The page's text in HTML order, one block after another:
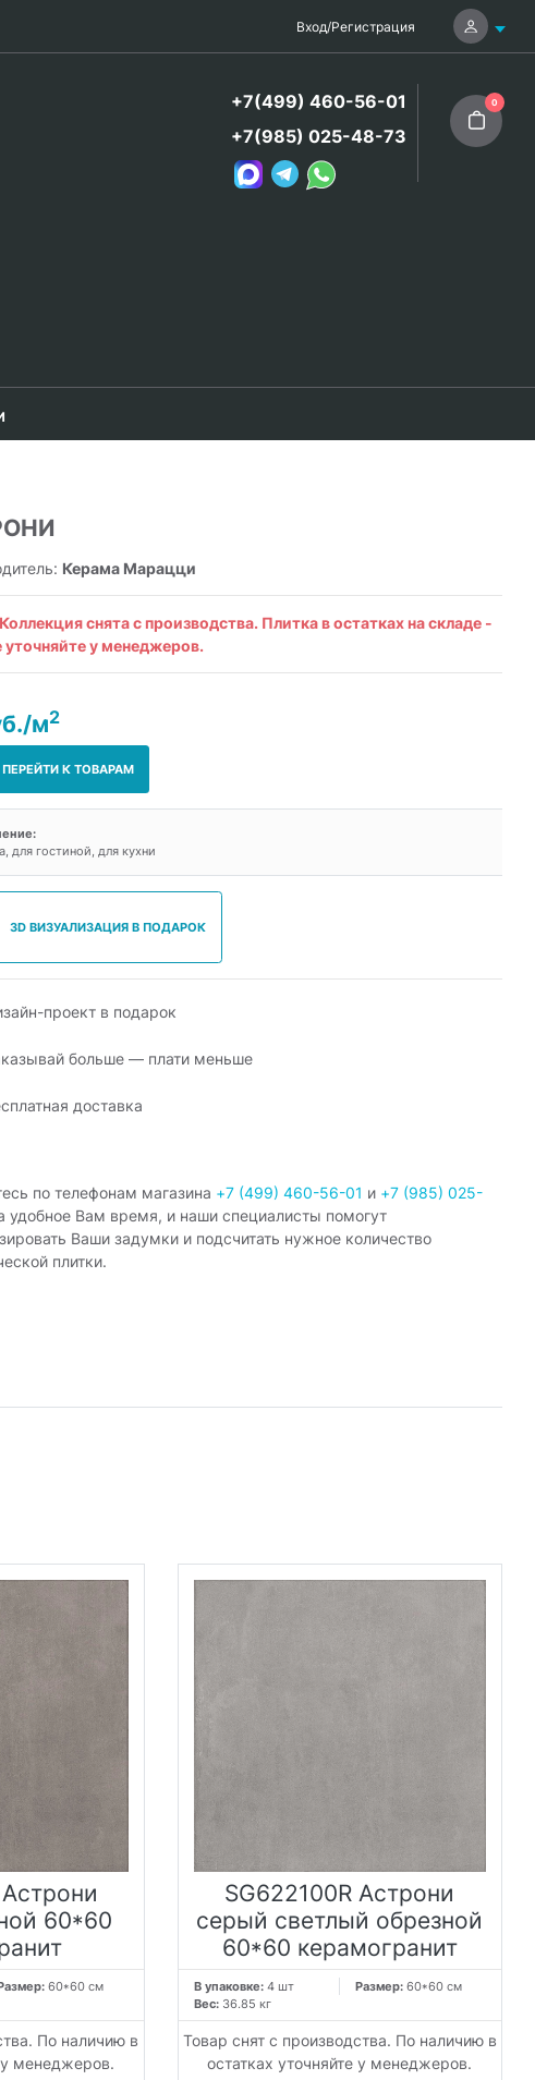
Вход/Регистрация
+7(499) 460-56-01
+7(985) 025-48-73
0
Керама Марацци
Коллекция снята с производства. Плитка в остатках на складе -
уточняйте у менеджеров.
м2
ПЕРЕЙТИ К ТОВАРАМ
для гостиной, для кухни
3D ВИЗУАЛИЗАЦИЯ В ПОДАРОК
проект в подарок
больше — плати меньше
доставка
по телефонам магазина +7 (499) 460-56-01 и +7 (985) 025-
удобное Вам время, и наши специалисты помогут
Ваши задумки и подсчитать нужное количество
плитки.
60*60
60*60 см
По наличию в
у менеджеров.
SG622100R Астрони
серый светлый обрезной
60*60 керамогранит
В упаковке:4 шт Размер: 60*60 см
Вес: 36.85 кг
Товар снят с производства. По наличию в
остатках уточняйте у менеджеров.